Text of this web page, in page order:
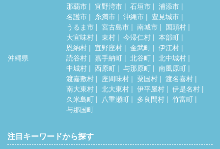
沖縄県
那覇市 宜野湾市 石垣市
浦添市
名護市
糸満市 沖縄市
豊見城市
うるま市
宮古島市 南城市
国頭村
大宜味村
東村 今帰仁村
本部町
恩納村
宜野座村 金武町
伊江村
読谷村
嘉手納町 北谷町
北中城村
中城村
西原町 与那原町
南風原町
渡嘉敷村
座間味村 粟国村
渡名喜村
南大東村
北大東村 伊平屋村
伊是名村
久米島町
八重瀬町 多良間村
竹富町
与那国町
注目キーワードから探す